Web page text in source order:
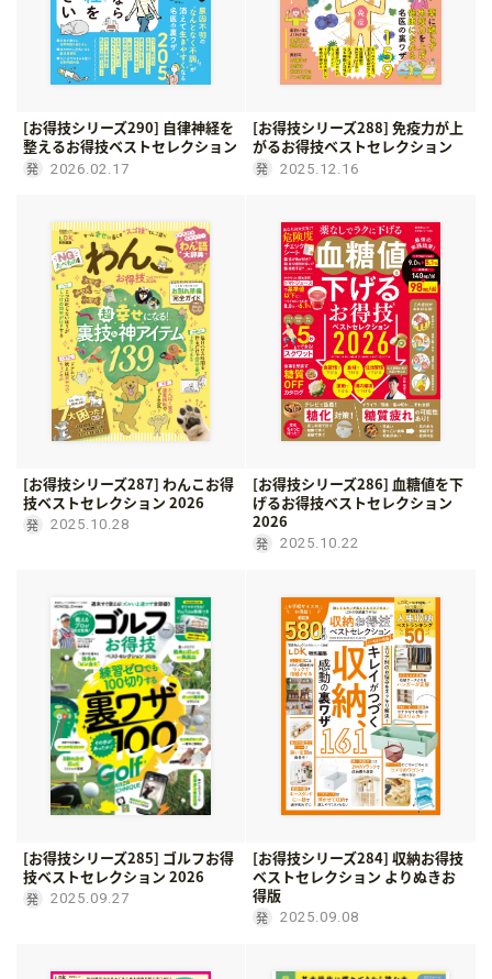
[お得技シリーズ290] 自律神経を
整えるお得技ベストセレクション
2026.02.17
[お得技シリーズ288] 免疫力が上
がるお得技ベストセレクション
2025.12.16
[お得技シリーズ287] わんこお得
技ベストセレクション 2026
2025.10.28
[お得技シリーズ286] 血糖値を下
げるお得技ベストセレクション
2026
2025.10.22
[お得技シリーズ285] ゴルフお得
技ベストセレクション 2026
2025.09.27
[お得技シリーズ284] 収納お得技
ベストセレクション よりぬきお
得版
2025.09.08